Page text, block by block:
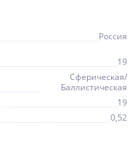
Россия
19
Сферическая/
Баллистическая
19
0,52